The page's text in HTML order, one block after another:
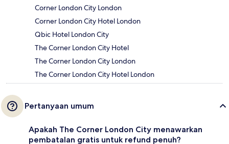
Corner London City London
Corner London City Hotel London
Qbic Hotel London City
The Corner London City Hotel
The Corner London City London
The Corner London City Hotel London
Pertanyaan umum
Apakah The Corner London City menawarkan
pembatalan gratis untuk refund penuh?